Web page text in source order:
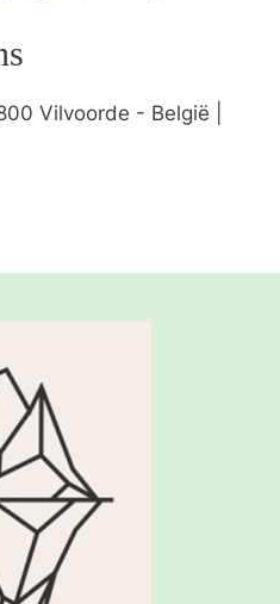
Vilvoorde - België |